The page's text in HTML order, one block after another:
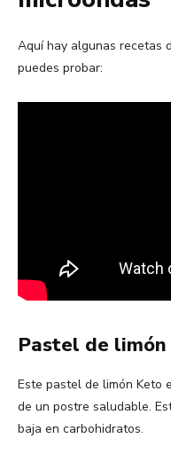
Aquí hay algunas recetas
puedes probar:
Pastel de
Este pastel de limón Keto
de un postre saludable.
baja en carbohidratos.